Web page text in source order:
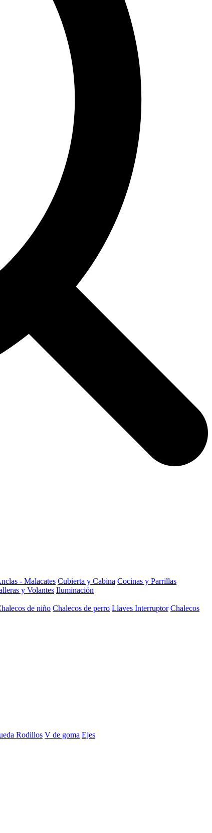
- Malacates Cubierta y Cabina Cocinas y Parrillas
y Volantes Iluminación
de niño Chalecos de perro Llaves Interruptor Chalecos
Rodillos V de goma Ejes